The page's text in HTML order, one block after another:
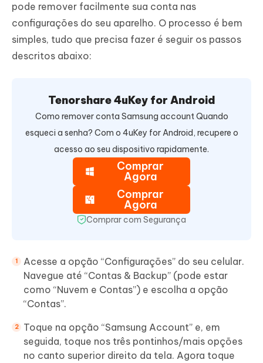
pode remover facilmente sua conta nas
configurações do seu aparelho. O processo é bem
simples, tudo que precisa fazer é seguir os passos
descritos abaixo:
Tenorshare 4uKey for Android
Como remover conta Samsung account Quando
esqueci a senha? Com o 4uKey for Android, recupere o
acesso ao seu dispositivo rapidamente.
Comprar
Agora
Comprar
Agora
Comprar com Segurança
Acesse a opção “Configurações” do seu celular.
Navegue até “Contas & Backup” (pode estar
como “Nuvem e Contas”) e escolha a opção
“Contas”.
Toque na opção “Samsung Account” e, em
seguida, toque nos três pontinhos/mais opções
no canto superior direito da tela. Agora toque